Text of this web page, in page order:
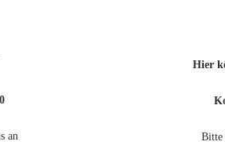
an
Hier
Bitte